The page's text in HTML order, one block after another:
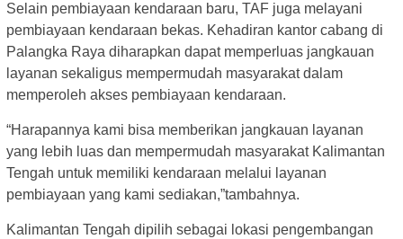
Selain pembiayaan kendaraan baru, TAF juga melayani
pembiayaan kendaraan bekas. Kehadiran kantor cabang di
Palangka Raya diharapkan dapat memperluas jangkauan
layanan sekaligus mempermudah masyarakat dalam
memperoleh akses pembiayaan kendaraan.
“Harapannya kami bisa memberikan jangkauan layanan
yang lebih luas dan mempermudah masyarakat Kalimantan
Tengah untuk memiliki kendaraan melalui layanan
pembiayaan yang kami sediakan,”tambahnya.
Kalimantan Tengah dipilih sebagai lokasi pengembangan